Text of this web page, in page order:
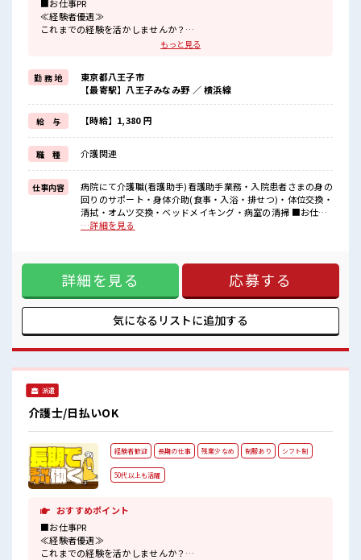
■お仕事PR
≪経験者優遇≫
これまでの経験を活かしませんか？
≪時間にメリハリを≫
残業はほとんどナシ！
場合によってはお願いすることもあります♪
≪ラクラク制服アリ≫
制服があるので、
毎日の服装の悩み解消♪
≪自分に向いている仕事が探せる≫
困った事などがあれば、
担当がしっかりサポートします！
■職場の雰囲気
残業はほとんどなし！
プライベートも謳歌できる☆
もっと見る
勤 務 地
東京都八王子市
【最寄駅】八王子みなみ野 ／ 横浜線
給 与 【時給】1,380 円
職 種 介護関連
仕事内容
病院にて介護職(看護助手)看護助手業務・入院患者さまの身の
回りのサポート・身体介助(食事・入浴・排せつ)・体位交換・
清拭・オムツ交換・ベッドメイキング・病室の清掃 ■お仕事
PR ≪経験者優遇≫ これまでの経験を活かしませんか？ ブラン
お願いすることもあります♪ ≪ラクラク制服アリ≫ 制服があ
るので、 毎日の服装の悩み解消♪ ≪自分に向いている仕事が
探せる≫ 困った事などがあれば、 担当がしっかりサポートし
ます！ ■職場の雰囲気 残業はほとんどなし！ プライベートも
謳歌できる☆ あなたのスキルを活かしませんか？
…詳細を見る
詳細を見る 応募する
気になるリストに追加する
派遣
介護士/日払いOK
経験者歓迎 長期の仕事 残業少なめ 制服あり シフト制
50代以上も活躍
おすすめポイント
■お仕事PR
≪経験者優遇≫
これまでの経験を活かしませんか？